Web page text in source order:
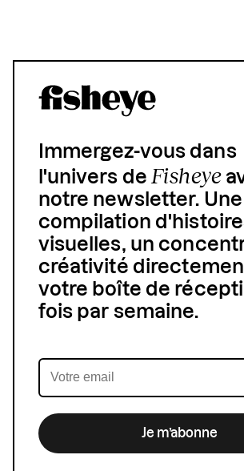
Immergez-vous dans
l'univers deFisheye
notre newsletter. Une
compilation
visuelles, un
créativité
votre boîte de
fois par semaine.
Je m’abonne